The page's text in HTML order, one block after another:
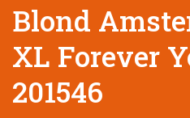
Blond
XL Forever
201546